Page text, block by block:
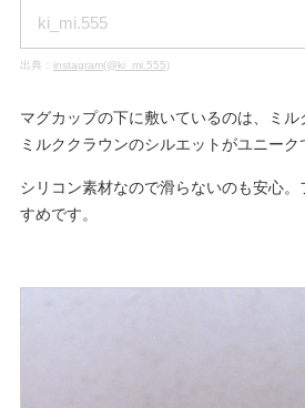
ki_mi.555
出典： instagram(@ki_mi.555)
マグカップの下に敷いているのは、ミル
ミルククラウンのシルエットがユニーク
シリコン素材なので滑らないのも安心
すめです。